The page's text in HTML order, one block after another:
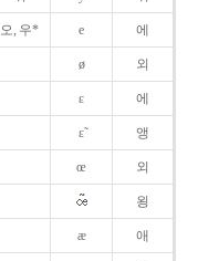
오, 우* e 에
ø 외
ɛ 에
ɛ̃ 앵
œ 외
욍
æ 애